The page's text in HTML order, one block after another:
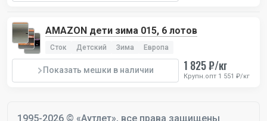
AMAZON дети зима 015, 6 лотов
Сток Детский Зима Европа
Показать мешки в наличии 1 825 ₽/кг
Крупн.опт 1 551 ₽/кг
1995-2026 © «Аутлет», все права защищены